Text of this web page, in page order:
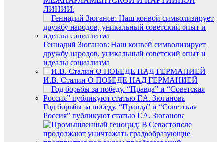
ЛИНИИ.
Геннадий Зюганов: Наш конвой символизирует
дружбу народов, уникальный советский опыт и
идеалы социализма
И.В. Сталин О ПОБЕДЕ НАД ГЕРМАНИЕЙ
Год борьбы за победу. “Правда” и “Советская
Россия” публикуют статью Г.А. Зюганова